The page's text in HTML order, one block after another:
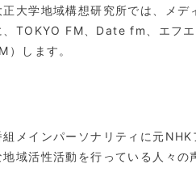
正大学地域構想研究所では、メ
、TOKYO FM、Date fm、エフ
）します。
組メインパーソナリティに元
地域活性活動を行っている人々の